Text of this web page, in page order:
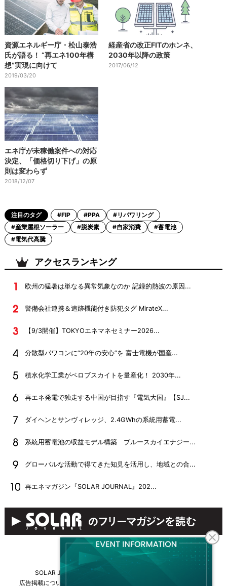
資源エネルギー庁・松山泰浩
氏が語る！ “再エネ100年構
想”実現に向けて
2019/03/20
経産省の改正FITのホンネ、
2030年以降の政策
2017/06/12
エネ庁が未稼働案件への対応
決定、「価格切り下げ」の原
則は変わらず
2018/12/07
注目のタグ #FIP #PPA
#リパワリング
#産業屋根ソーラー
#脱炭素 #自家消費
#蓄電池
#電気代高騰
アクセスランキング
欧州の猛暑は単なる異常気象なのか 記録的熱波の原因...
警備会社連携＆追跡機能付き防犯タグ MirateX...
【9/3開催】TOKYOエネマネセミナー2026...
分散型パワコンに“20年の安心”を 富士電機が国産...
積水化学工業がペロブスカイトを量産化！ 2030年...
再エネ発電で独走する中国が目指す『電気大国』【SJ...
ダイヘンとサンヴィレッジ、2.4GWhの系統用蓄電...
系統用蓄電池の収益モデル構築 ブルースカイエナジー...
グローバルな活動で得てきた知見を活用し、地域との合...
再エネマガジン『SOLAR JOURNAL』202...
SOLAR JOURNALについて
広告掲載について